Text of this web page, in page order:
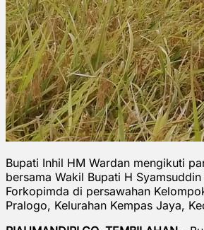
Bupati Inhil HM Wardan mengikuti
bersama Wakil Bupati H
Forkopimda di persawahan
Pralogo, Kelurahan Kempas Jaya,